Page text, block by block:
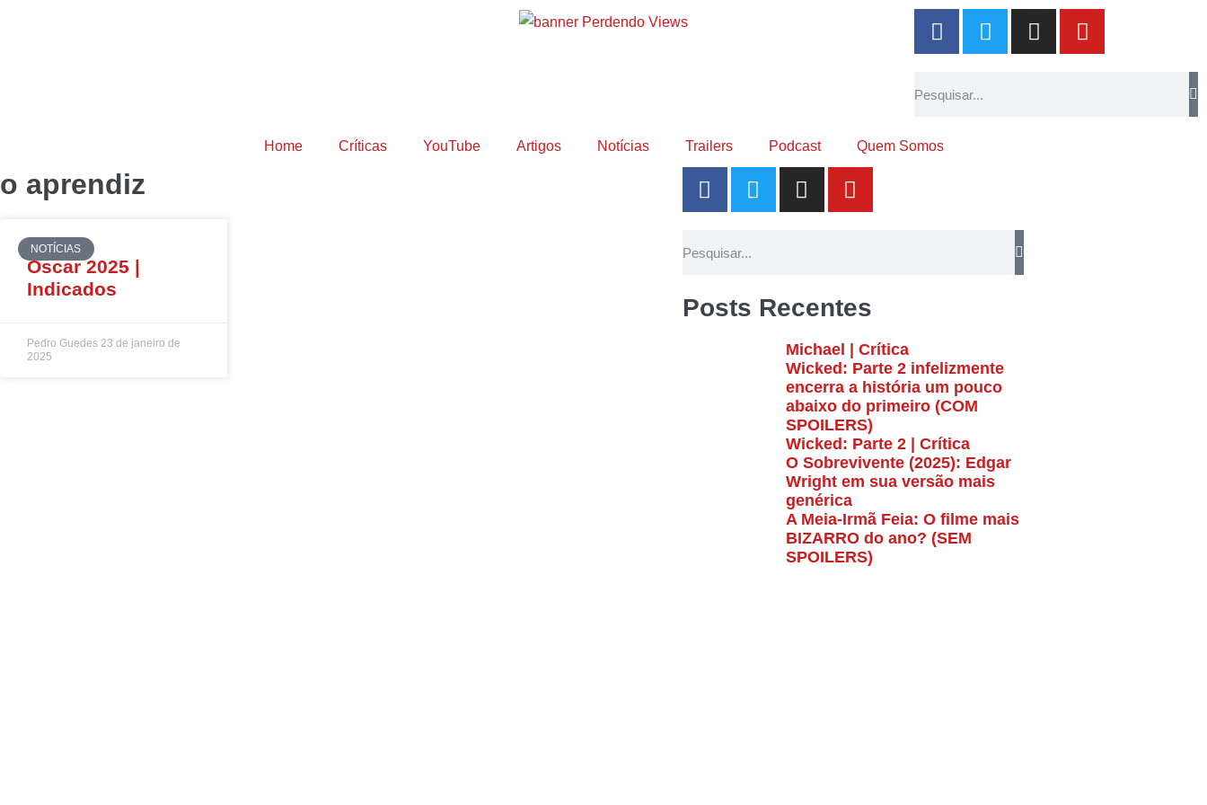
Home Críticas YouTube Artigos Notícias Trailers Podcast Quem Somos
o aprendiz
NOTÍCIAS
Oscar 2025 |
Indicados
Pedro Guedes 23 de janeiro de
2025
Posts Recentes
Michael | Crítica
Wicked: Parte 2 infelizmente
encerra a história um pouco
abaixo do primeiro (COM
SPOILERS)
Wicked: Parte 2 | Crítica
O Sobrevivente (2025): Edgar
Wright em sua versão mais
genérica
A Meia-Irmã Feia: O filme mais
BIZARRO do ano? (SEM
SPOILERS)